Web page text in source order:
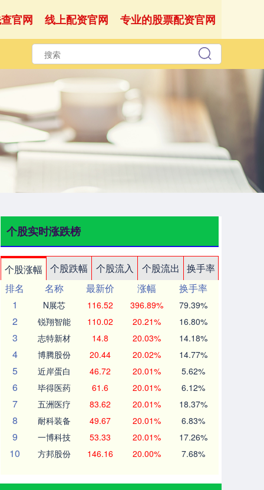
官网 线上配资官网 专业的股票配资官网
个股实时涨跌榜
个股涨幅 个股跌幅 个股流入 个股流出
换手率
排名
名称 最新价 涨幅
换手率
1
N展芯 116.52 396.89% 79.39%
2 锐翔智能 110.02 20.21% 16.80%
3 志特新材 14.8 20.03% 14.18%
4 博腾股份 20.44 20.02% 14.77%
5 近岸蛋白 46.72 20.01% 5.62%
6 毕得医药 61.6 20.01% 6.12%
7 五洲医疗 83.62 20.01% 18.37%
8 耐科装备 49.67 20.01% 6.83%
9 一博科技 53.33 20.01% 17.26%
10 方邦股份 146.16 20.00% 7.68%